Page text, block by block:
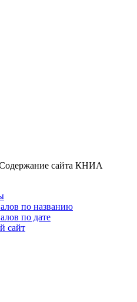
сайта КНИА
по названию
по дате
сайт